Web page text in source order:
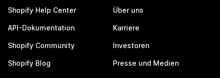
Shopify Help Center
API-Dokumentation
Shopify Community
Shopify Blog
Über uns
Karriere
Investoren
Presse und Medien